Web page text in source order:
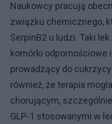
Naukowcy pracują
związku chemicznego,
SerpinB2 u ludzi. Taki
komórki
prowadzący do
również, że terapia
chorującym,
GLP-1 stosowanymi w